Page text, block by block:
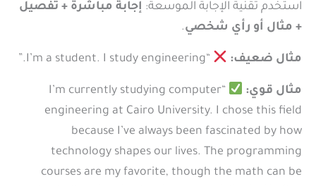
استخدم تقنية الإجابة الموسعة: إجابة مباشرة + تفصيل
+ مثال أو رأي شخصي.
مثال ضعيف: “I’m a student. I study engineering.”
مثال قوي:
“I’m currently studying computer
engineering at Cairo University. I chose this field
because I’ve always been fascinated by how
technology shapes our lives. The programming
courses are my favorite, though the math can be